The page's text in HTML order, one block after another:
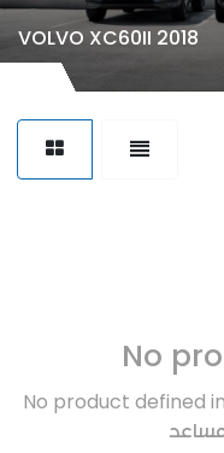
VOLVO XC60II 2018
No
No product defined